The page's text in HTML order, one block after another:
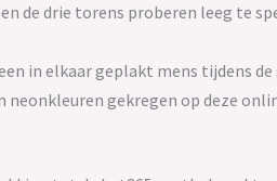
de drie torens proberen leeg te
in elkaar geplakt mens tijdens
gekregen op deze